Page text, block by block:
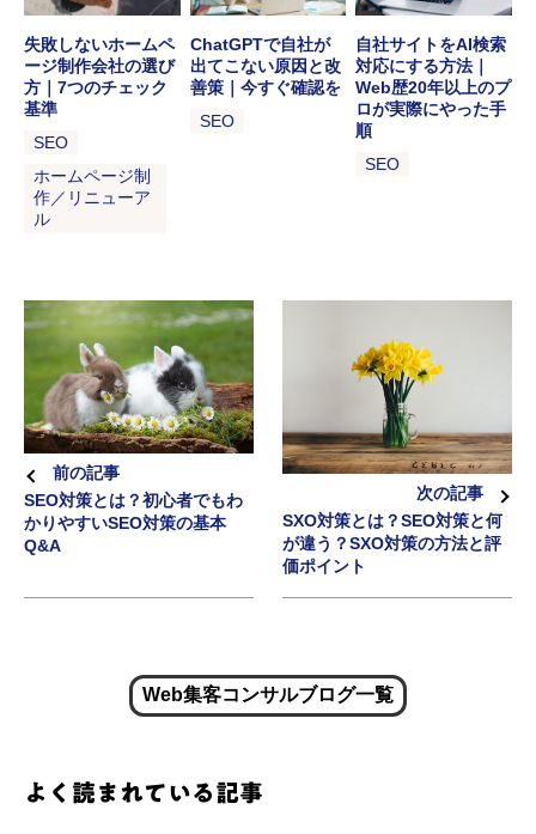
失敗しないホームペ
ージ制作会社の選び
方｜7つのチェック
基準
SEO
ホームページ制
作／リニューア
ル
ChatGPTで自社が
出てこない原因と改
善策｜今すぐ確認を
SEO
自社サイトをAI検索
対応にする方法｜
Web歴20年以上のプ
ロが実際にやった手
順
SEO
前の記事
SEO対策とは？初心者でもわ
かりやすいSEO対策の基本
Q&A
次の記事
SXO対策とは？SEO対策と何
が違う？SXO対策の方法と評
価ポイント
Web集客コンサルブログ一覧
よく読まれている記事